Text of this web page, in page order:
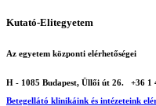
Kutató-Elitegyetem
Az egyetem központi elérhetőségei
H - 1085 Budapest, Üllői út 26.
+36 1
Betegellátó klinikáink és intézeteink